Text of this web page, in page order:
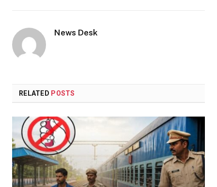
News Desk
RELATED POSTS